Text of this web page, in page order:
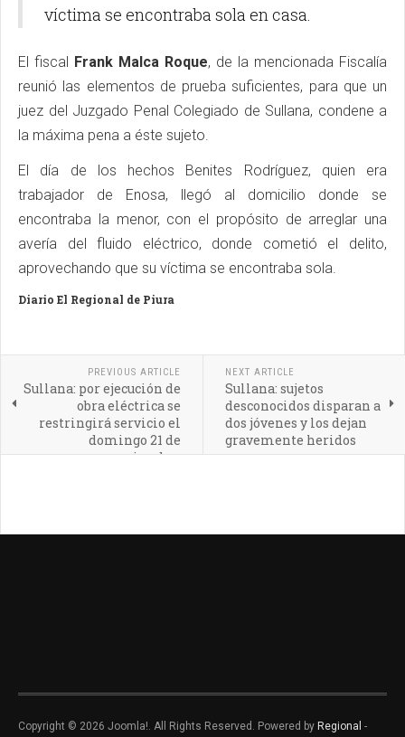
víctima se encontraba sola en casa.
El fiscal Frank Malca Roque, de la mencionada Fiscalía
reunió las elementos de prueba suficientes, para que un
juez del Juzgado Penal Colegiado de Sullana, condene a
la máxima pena a éste sujeto.
El día de los hechos Benites Rodríguez, quien era
trabajador de Enosa, llegó al domicilio donde se
encontraba la menor, con el propósito de arreglar una
avería del fluido eléctrico, donde cometió el delito,
aprovechando que su víctima se encontraba sola.
Diario El Regional de Piura
PREVIOUS ARTICLE
Sullana: por ejecución de
obra eléctrica se
restringirá servicio el
domingo 21 de
noviembre
NEXT ARTICLE
Sullana: sujetos
desconocidos disparan a
dos jóvenes y los dejan
gravemente heridos
Copyright © 2026 Joomla!. All Rights Reserved. Powered by Regional -